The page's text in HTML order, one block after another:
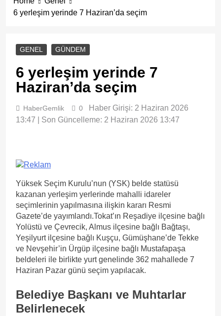
6 yerleşim yerinde 7 Haziran’da seçim
GENEL GÜNDEM
6 yerleşim yerinde 7
Haziran’da seçim
HaberGemlik 0
Haber Girişi: 2 Haziran 2026
13:47 | Son Güncelleme: 2 Haziran 2026 13:47
Yüksek Seçim Kurulu’nun (YSK) belde statüsü
kazanan yerleşim yerlerinde mahalli idareler
seçimlerinin yapılmasına ilişkin kararı Resmi
Gazete’de yayımlandı.Tokat’ın Reşadiye ilçesine bağlı
Yolüstü ve Çevrecik, Almus ilçesine bağlı Bağtaşı,
Yeşilyurt ilçesine bağlı Kuşçu, Gümüşhane’de Tekke
ve Nevşehir’in Ürgüp ilçesine bağlı Mustafapaşa
beldeleri ile birlikte yurt genelinde 362 mahallede 7
Haziran Pazar günü seçim yapılacak.
Belediye Başkanı ve Muhtarlar
Belirlenecek